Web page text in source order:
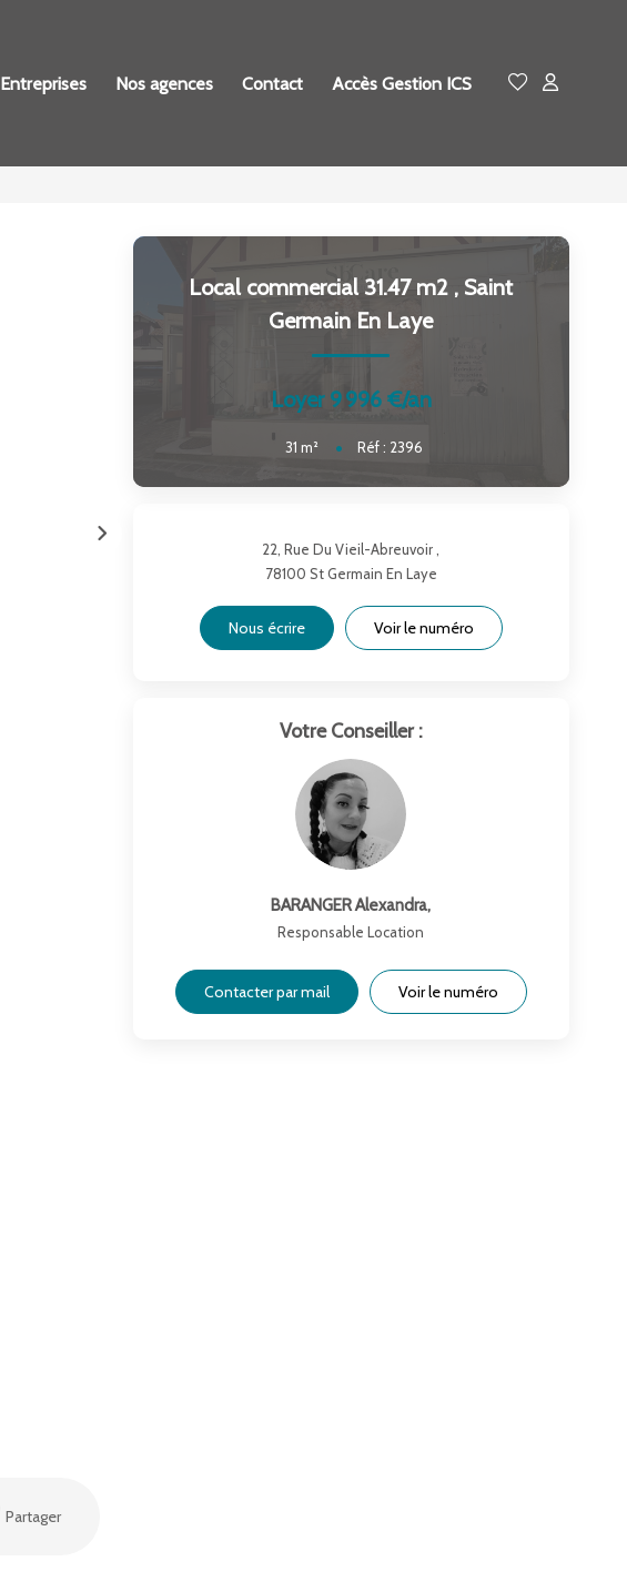
Entreprises Nos agences Contact Accès Gestion ICS
Partager
Local commercial 31.47 m2 , Saint
Germain En Laye
Loyer 9 996 €/an
31m² Réf : 2396
22, Rue Du Vieil-Abreuvoir ,
78100 St Germain En Laye
Nous écrire Voir le numéro
Votre Conseiller :
BARANGER Alexandra,
Responsable Location
Contacter par mail Voir le numéro